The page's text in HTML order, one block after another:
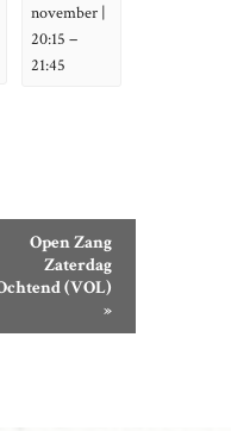
november |
20:15 –
21:45
Open Zang
Zaterdag
(VOL)
»